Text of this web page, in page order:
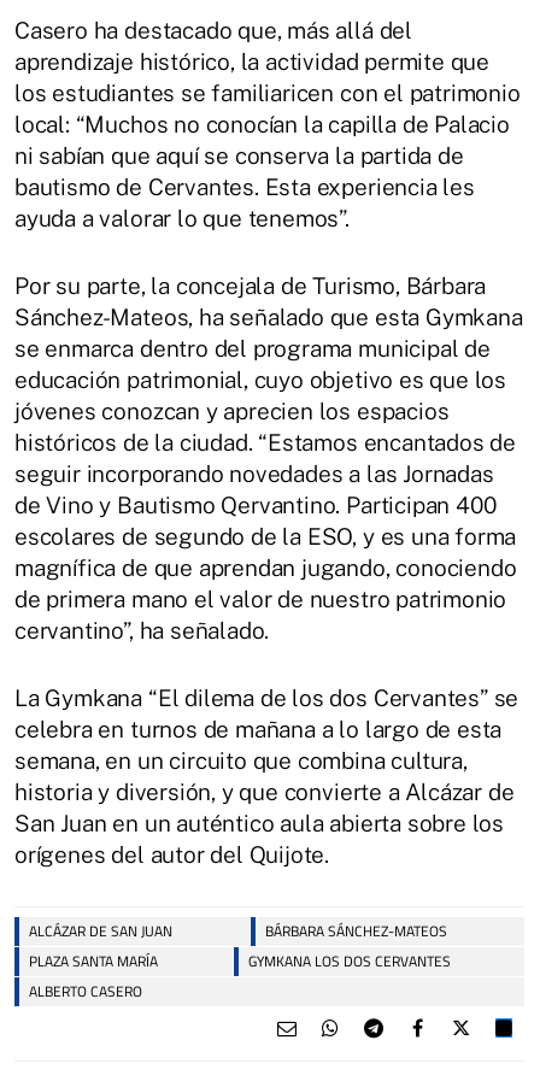
Casero ha destacado que, más allá del
aprendizaje histórico, la actividad permite que
los estudiantes se familiaricen con el patrimonio
local: “Muchos no conocían la capilla de Palacio
ni sabían que aquí se conserva la partida de
bautismo de Cervantes. Esta experiencia les
ayuda a valorar lo que tenemos”.
Por su parte, la concejala de Turismo, Bárbara
Sánchez-Mateos, ha señalado que esta Gymkana
se enmarca dentro del programa municipal de
educación patrimonial, cuyo objetivo es que los
jóvenes conozcan y aprecien los espacios
históricos de la ciudad. “Estamos encantados de
seguir incorporando novedades a las Jornadas
de Vino y Bautismo Qervantino. Participan 400
escolares de segundo de la ESO, y es una forma
magnífica de que aprendan jugando, conociendo
de primera mano el valor de nuestro patrimonio
cervantino”, ha señalado.
La Gymkana “El dilema de los dos Cervantes” se
celebra en turnos de mañana a lo largo de esta
semana, en un circuito que combina cultura,
historia y diversión, y que convierte a Alcázar de
San Juan en un auténtico aula abierta sobre los
orígenes del autor del Quijote.
ALCÁZAR DE SAN JUAN
BÁRBARA SÁNCHEZ-MATEOS
PLAZA SANTA MARÍA
GYMKANA LOS DOS CERVANTES
ALBERTO CASERO